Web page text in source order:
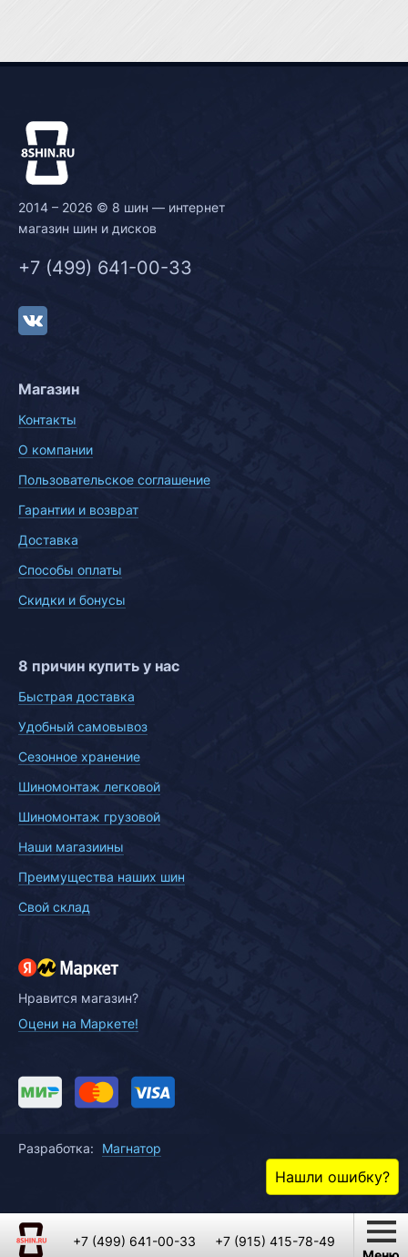
2014 – 2026 © 8 шин — интернет
магазин шин и дисков
+7 (499) 641-00-33
Магазин
Контакты
О компании
Пользовательское соглашение
Гарантии и возврат
Доставка
Способы оплаты
Скидки и бонусы
8 причин купить у нас
Быстрая доставка
Удобный самовывоз
Сезонное хранение
Шиномонтаж легковой
Шиномонтаж грузовой
Наши магазиины
Преимущества наших шин
Свой склад
Нравится магазин?
Оцени на Маркете!
Разработка: Магнатор
+7 (499) 641-00-33
+7 (915) 415-78-49
Нашли ошибку?